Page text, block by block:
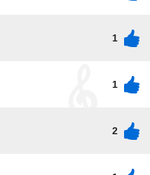
1
1
2